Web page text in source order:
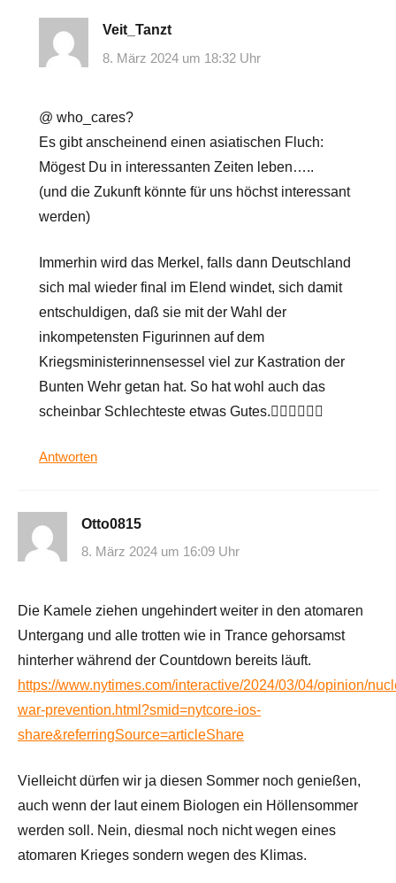
Veit_Tanzt
8. März 2024 um 18:32 Uhr
@ who_cares?
Es gibt anscheinend einen asiatischen Fluch:
Mögest Du in interessanten Zeiten leben…..
(und die Zukunft könnte für uns höchst interessant
werden)
Immerhin wird das Merkel, falls dann Deutschland
sich mal wieder final im Elend windet, sich damit
entschuldigen, daß sie mit der Wahl der
inkompetensten Figurinnen auf dem
Kriegsministerinnensessel viel zur Kastration der
Bunten Wehr getan hat. So hat wohl auch das
scheinbar Schlechteste etwas Gutes.😵‍💫😵‍💫😵‍💫
Antworten
Otto0815
8. März 2024 um 16:09 Uhr
Die Kamele ziehen ungehindert weiter in den atomaren
Untergang und alle trotten wie in Trance gehorsamst
hinterher während der Countdown bereits läuft.
https://www.nytimes.com/interactive/2024/03/04/opinion/
war-prevention.html?smid=nytcore-ios-
share&referringSource=articleShare
Vielleicht dürfen wir ja diesen Sommer noch genießen,
auch wenn der laut einem Biologen ein Höllensommer
werden soll. Nein, diesmal noch nicht wegen eines
atomaren Krieges sondern wegen des Klimas.